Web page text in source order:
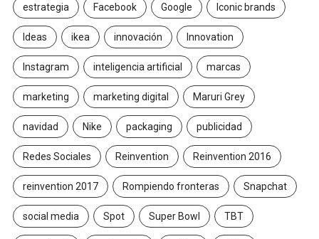
estrategia Facebook Google Iconic brands
Ideas ikea innovación Innovation
Instagram inteligencia artificial marcas
marketing marketing digital Maruri Grey
navidad Nike packaging publicidad
Redes Sociales Reinvention Reinvention 2016
reinvention 2017 Rompiendo fronteras Snapchat
social media Spot Super Bowl TBT